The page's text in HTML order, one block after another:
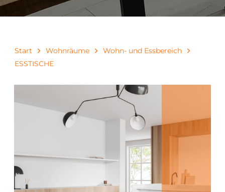
Start Wohnräume
Wohn- und Essbereich
ESSTISCHE